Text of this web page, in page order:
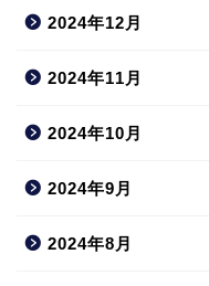
2024年12月
2024年11月
2024年10月
2024年9月
2024年8月